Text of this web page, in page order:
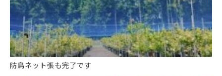
防鳥ネット張も完了です